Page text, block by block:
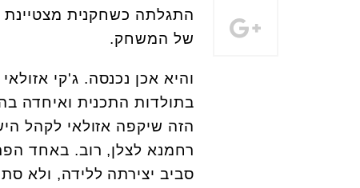
התגלתה כשחקנית מצטיינת
של המשחק.
והיא אכן נכנסה. ג'קי
בתולדות התכנית ואיחדה
הזה שיקפה אזולאי לקהל
רחמנא לצלן, רוב. באחד
סביב יצירתה ללידה, ולא